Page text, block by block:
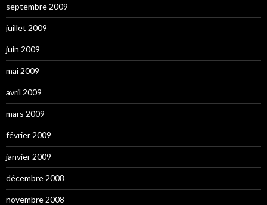
septembre 2009
juillet 2009
juin 2009
mai 2009
avril 2009
mars 2009
février 2009
janvier 2009
décembre 2008
novembre 2008